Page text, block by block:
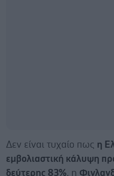
Δεν είναι τυχαίο πως η
εμβολιαστική κάλυψη
δεύτερης 83%, η